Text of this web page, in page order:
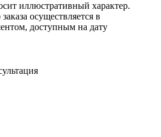
иллюстративный характер.
осуществляется в
доступным на дату